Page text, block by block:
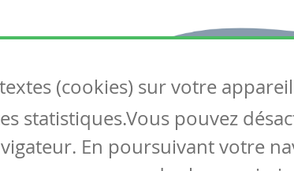
Suivez-nous
Contactez-nous
Soutien scolaire
(cookies) sur votre
statistiques.Vous pouvez
En poursuivant votre